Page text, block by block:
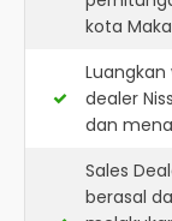
kota
dealer
dan
Sales
berasal